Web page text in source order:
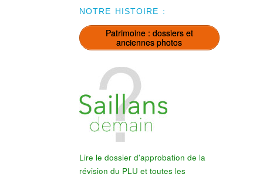
NOTRE HISTOIRE :
Patrimoine : dossiers et
anciennes photos
Lire le dossier d'approbation de la
révision du PLU et toutes les